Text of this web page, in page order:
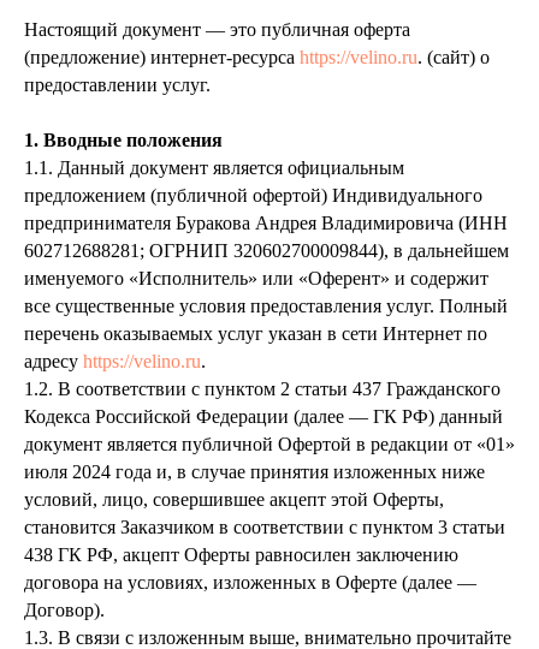
Настоящий документ — это публичная оферта
(предложение) интернет-ресурса https://velino.ru. (сайт) о
предоставлении услуг.
1. Вводные положения
1.1. Данный документ является официальным
предложением (публичной офертой) Индивидуального
предпринимателя Буракова Андрея Владимировича (ИНН
602712688281; ОГРНИП 320602700009844), в дальнейшем
именуемого «Исполнитель» или «Оферент» и содержит
все существенные условия предоставления услуг. Полный
перечень оказываемых услуг указан в сети Интернет по
адресу https://velino.ru.
1.2. В соответствии с пунктом 2 статьи 437 Гражданского
Кодекса Российской Федерации (далее — ГК РФ) данный
документ является публичной Офертой в редакции от «01»
июля 2024 года и, в случае принятия изложенных ниже
условий, лицо, совершившее акцепт этой Оферты,
становится Заказчиком в соответствии с пунктом 3 статьи
438 ГК РФ, акцепт Оферты равносилен заключению
договора на условиях, изложенных в Оферте (далее —
Договор).
1.3. В связи с изложенным выше, внимательно прочитайте